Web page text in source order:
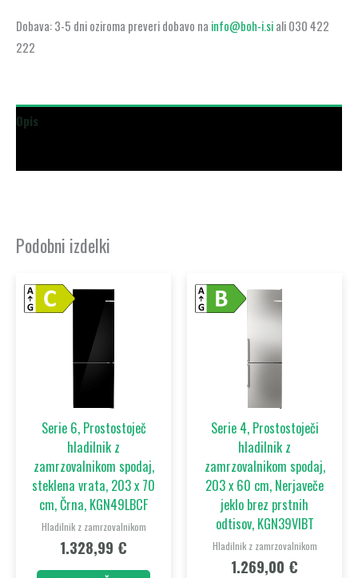
Dobava: 3-5 dni oziroma preveri dobavo na info@boh-i.siali 030 422
222
Opis
Podobni izdelki
Serie 6, Prostostoječ
hladilnik z
zamrzovalnikom spodaj,
steklena vrata, 203 x 70
cm, Črna, KGN49LBCF
Hladilnik z zamrzovalnikom
1.328,99 €
Serie 4, Prostostoječi
hladilnik z
zamrzovalnikom spodaj,
203 x 60 cm, Nerjaveče
jeklo brez prstnih
odtisov, KGN39VIBT
Hladilnik z zamrzovalnikom
1.269,00 €